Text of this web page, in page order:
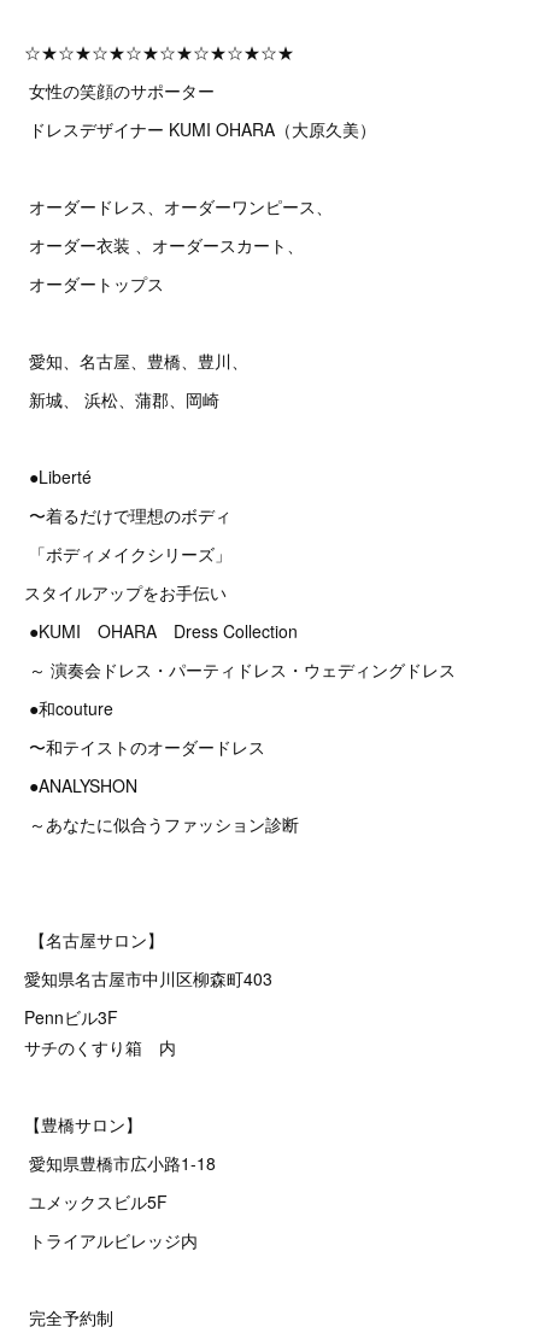
☆★☆★☆★☆★☆★☆★☆★☆★
女性の笑顔のサポーター
ドレスデザイナー KUMI OHARA（大原久美）
オーダードレス、オーダーワンピース、
オーダー衣装 、オーダースカート、
オーダートップス
愛知、名古屋、豊橋、豊川、
新城、 浜松、蒲郡、岡崎
●Liberté
〜着るだけで理想のボディ
「ボディメイクシリーズ」
スタイルアップをお手伝い
●KUMI OHARA Dress Collection
～ 演奏会ドレス・パーティドレス・ウェディングドレス
●和couture
〜和テイストのオーダードレス
●ANALYSHON
～あなたに似合うファッション診断
【名古屋サロン】
愛知県名古屋市中川区柳森町403
Pennビル3F
サチのくすり箱 内
【豊橋サロン】
愛知県豊橋市広小路1-18
ユメックスビル5F
トライアルビレッジ内
完全予約制